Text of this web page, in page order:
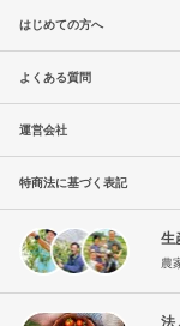
はじめての方へ
よくある質問
運営会社
特商法に基づく表記
生
農
法